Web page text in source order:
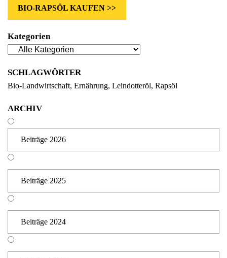
BIO-RAPSÖL KAUFEN >>
Kategorien
SCHLAGWÖRTER
Bio-Landwirtschaft Ernährung Leindotteröl Rapsöl
ARCHIV
Beiträge 2026
Beiträge 2025
Beiträge 2024